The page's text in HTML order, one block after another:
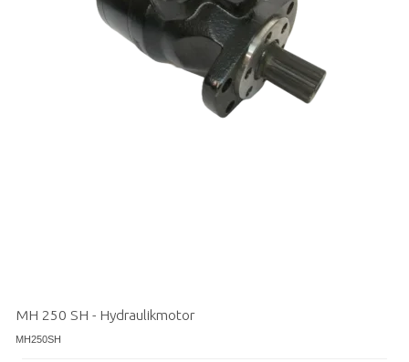
MH 250 SH - Hydraulikmotor
MH250SH